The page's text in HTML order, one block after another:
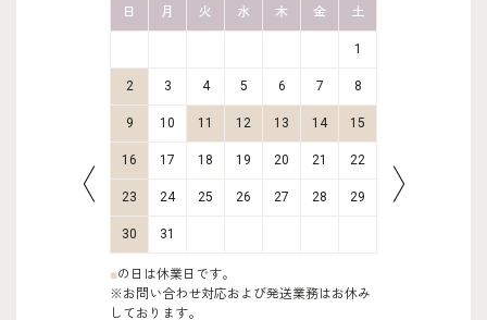
日 月 火 水 木 金 土
1
2 3 4 5 6 7 8
9 10 11 12 13 14 15
16 17 18 19 20 21 22
23 24 25 26 27 28 29
30 31
■の日は休業日です。
※お問い合わせ対応および発送業務はお休み
しております。